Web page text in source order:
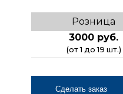
Розница
3000 руб.
(от 1 до 19 шт.)
Сделать заказ